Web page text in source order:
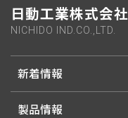
日動工業株式会社
NICHIDO IND.CO.,LTD.
新着情報
製品情報